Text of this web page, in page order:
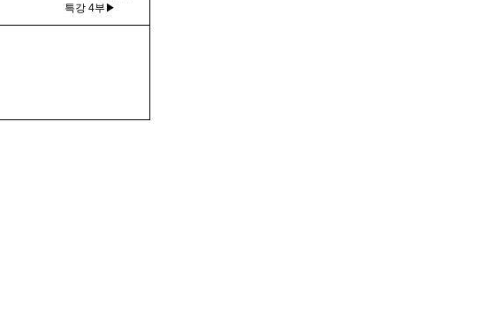
특강 4부▶